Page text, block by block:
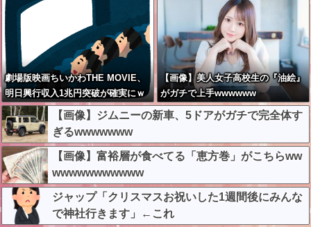
劇場版映画ちいかわTHE MOVIE、
明日興行収入1兆円突破が確実にｗ
ｗｗｗｗｗｗｗｗｗｗｗｗ
【画像】美人女子高校生の『油絵』
がガチで上手wwwwww
【画像】ジムニーの新車、5ドアがガチで完全体す
ぎるwwwwwww
【画像】富裕層が食べてる「恵方巻」がこちらww
wwwwwwwwwww
ジャップ「クリスマスお祝いした1週間後にみんな
で神社行きます」←これ